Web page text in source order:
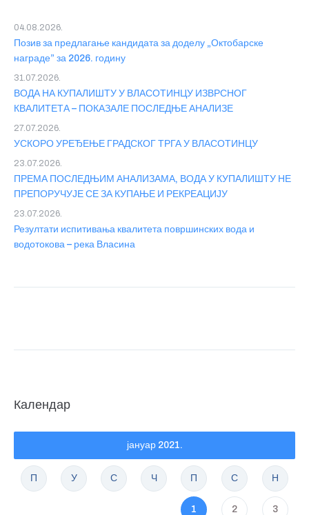
Позив за предлагање кандидата за доделу „Октобарске
награде” за 2026. годину
04.08.2026.
ВОДА НА КУПАЛИШТУ У ВЛАСОТИНЦУ ИЗВРСНОГ
КВАЛИТЕТА – ПОКАЗАЛЕ ПОСЛЕДЊЕ АНАЛИЗЕ
31.07.2026.
УСКОРО УРЕЂЕЊЕ ГРАДСКОГ ТРГА У ВЛАСОТИНЦУ
27.07.2026.
ПРЕМА ПОСЛЕДЊИМ АНАЛИЗАМА, ВОДА У КУПАЛИШТУ НЕ
ПРЕПОРУЧУЈЕ СЕ ЗА КУПАЊЕ И РЕКРЕАЦИЈУ
23.07.2026.
Резултати испитивања квалитета површинских вода и
водотокова – река Власина
23.07.2026.
Календар
јануар 2021.
П У С Ч П С Н
1 2 3